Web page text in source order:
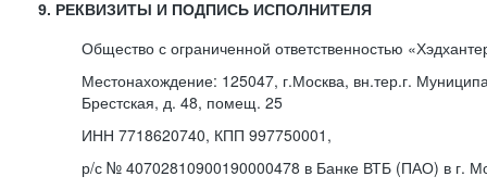
9. РЕКВИЗИТЫ И ПОДПИСЬ ИСПОЛНИТЕЛЯ
Общество с ограниченной ответственностью
Местонахождение: 125047, г.Москва, вн.тер.г.
Брестская, д. 48, помещ. 25
ИНН 7718620740, КПП 997750001,
р/с № 40702810900190000478 в Банке ВТБ (ПАО) в г.